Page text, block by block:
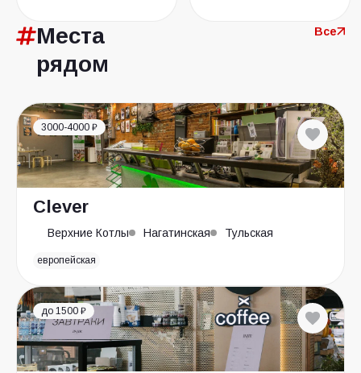
Места
рядом
Все
3000-4000 ₽
Clever
Верхние Котлы Нагатинская Тульская
европейская
до 1500 ₽